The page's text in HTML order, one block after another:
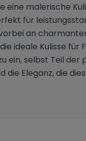
eine malerische
für
an
ideale Kulisse
ein, selbst Teil der
die Eleganz, die